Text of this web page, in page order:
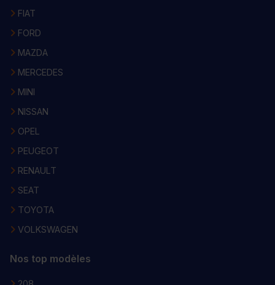
FIAT
FORD
MAZDA
MERCEDES
MINI
NISSAN
OPEL
PEUGEOT
RENAULT
SEAT
TOYOTA
VOLKSWAGEN
Nos top modèles